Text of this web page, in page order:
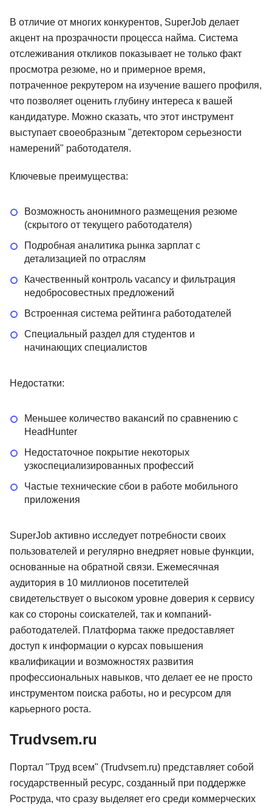
В отличие от многих конкурентов, SuperJob делает
акцент на прозрачности процесса найма. Система
отслеживания откликов показывает не только факт
просмотра резюме, но и примерное время,
потраченное рекрутером на изучение вашего профиля,
что позволяет оценить глубину интереса к вашей
кандидатуре. Можно сказать, что этот инструмент
выступает своеобразным "детектором серьезности
намерений" работодателя.
Ключевые преимущества:
Возможность анонимного размещения резюме
(скрытого от текущего работодателя)
Подробная аналитика рынка зарплат с
детализацией по отраслям
Качественный контроль vacancy и фильтрация
недобросовестных предложений
Встроенная система рейтинга работодателей
Специальный раздел для студентов и
начинающих специалистов
Недостатки:
Меньшее количество вакансий по сравнению с
HeadHunter
Недостаточное покрытие некоторых
узкоспециализированных профессий
Частые технические сбои в работе мобильного
приложения
SuperJob активно исследует потребности своих
пользователей и регулярно внедряет новые функции,
основанные на обратной связи. Ежемесячная
аудитория в 10 миллионов посетителей
свидетельствует о высоком уровне доверия к сервису
как со стороны соискателей, так и компаний-
работодателей. Платформа также предоставляет
доступ к информации о курсах повышения
квалификации и возможностях развития
профессиональных навыков, что делает ее не просто
инструментом поиска работы, но и ресурсом для
карьерного роста.
Trudvsem.ru
Портал "Труд всем" (Trudvsem.ru) представляет собой
государственный ресурс, созданный при поддержке
Роструда, что сразу выделяет его среди коммерческих
IT-рекрутер Директор